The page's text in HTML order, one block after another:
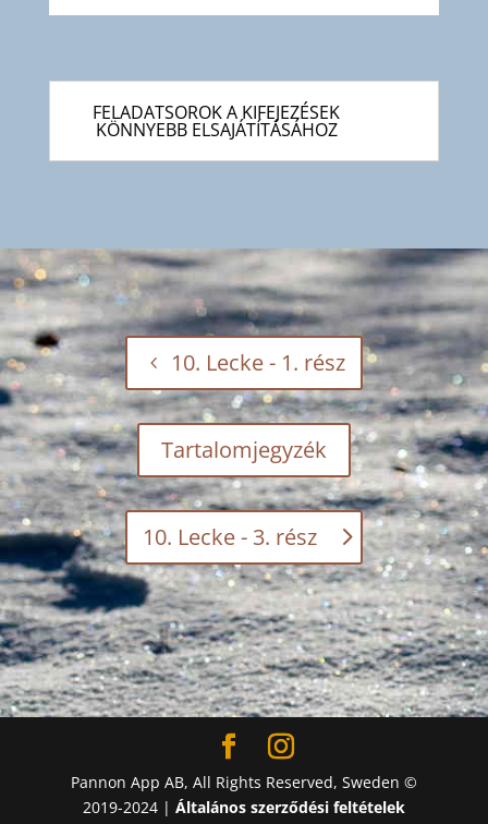
FELADATSOROK A KIFEJEZÉSEK
KÖNNYEBB ELSAJÁTÍTÁSÁHOZ
10. Lecke - 1. rész
Tartalomjegyzék
10. Lecke - 3. rész
Pannon App AB, All Rights Reserved, Sweden ©
2019-2024 | Általános szerződési feltételek